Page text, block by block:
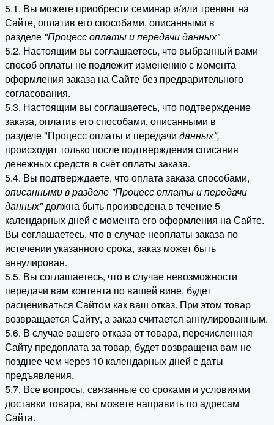
5.1. Вы можете приобрести семинар и/или тренинг на
Сайте, оплатив его способами, описанными в
разделе "Процесс оплаты и передачи данных"
5.2. Настоящим вы соглашаетесь, что выбранный вами
способ оплаты не подлежит изменению с момента
оформления заказа на Сайте без предварительного
согласования.
5.3. Настоящим вы соглашаетесь, что подтверждение
заказа, оплатив его способами, описанными в
разделе "Процесс оплаты и передачи данных",
происходит только после подтверждения списания
денежных средств в счёт оплаты заказа.
5.4. Вы подтверждаете, что оплата заказа способами,
описанными в разделе "Процесс оплаты и передачи
данных"должна быть произведена в течение 5
календарных дней с момента его оформления на Сайте.
Вы соглашаетесь, что в случае неоплаты заказа по
истечении указанного срока, заказ может быть
аннулирован.
5.5. Вы соглашаетесь, что в случае невозможности
передачи вам контента по вашей вине, будет
расцениваться Сайтом как ваш отказ. При этом товар
возвращается Сайту, а заказ считается аннулированным.
5.6. В случае вашего отказа от товара, перечисленная
Сайту предоплата за товар, будет возвращена вам не
позднее чем через 10 календарных дней с даты
предъявления.
5.7. Все вопросы, связанные со сроками и условиями
доставки товара, вы можете направить по адресам
Сайта.